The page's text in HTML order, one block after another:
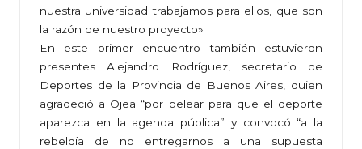
nuestra universidad trabajamos para ellos, que son
la razón de nuestro proyecto».
En este primer encuentro también estuvieron
presentes Alejandro Rodríguez, secretario de
Deportes de la Provincia de Buenos Aires, quien
agradeció a Ojea “por pelear para que el deporte
aparezca en la agenda pública” y convocó “a la
rebeldía de no entregarnos a una supuesta